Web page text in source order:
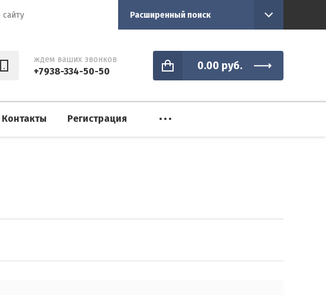
Расширенный поиск
ждем ваших звонков
+7938-334-50-50 0.00 руб.
Контакты Регистрация